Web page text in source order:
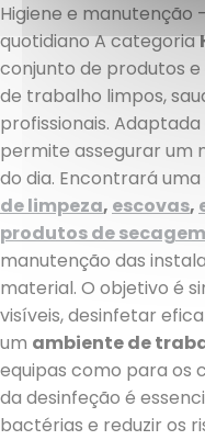
Higiene e manutenção
quotidiano A categoria
conjunto de produtos
de trabalho limpos,
profissionais.
permite assegurar um
do dia. Encontrará
de limpeza, escovas,
produtos de secagem
manutenção das
material. O objetivo é
visíveis, desinfetar
um ambiente de
equipas como para os
da desinfeção é
bactérias e reduzir os